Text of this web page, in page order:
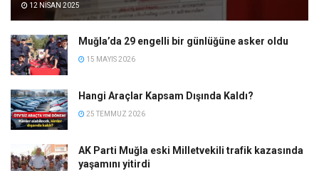
12 NISAN 2025
Muğla’da 29 engelli bir günlüğüne asker oldu
15 MAYIS 2026
Hangi Araçlar Kapsam Dışında Kaldı?
25 TEMMUZ 2026
AK Parti Muğla eski Milletvekili trafik kazasında
yaşamını yitirdi